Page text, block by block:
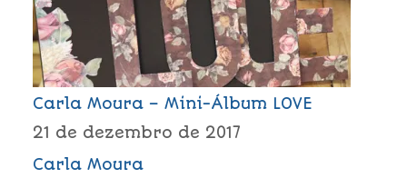
Carla Moura – Mini-Álbum LOVE
21 de dezembro de 2017
Carla Moura